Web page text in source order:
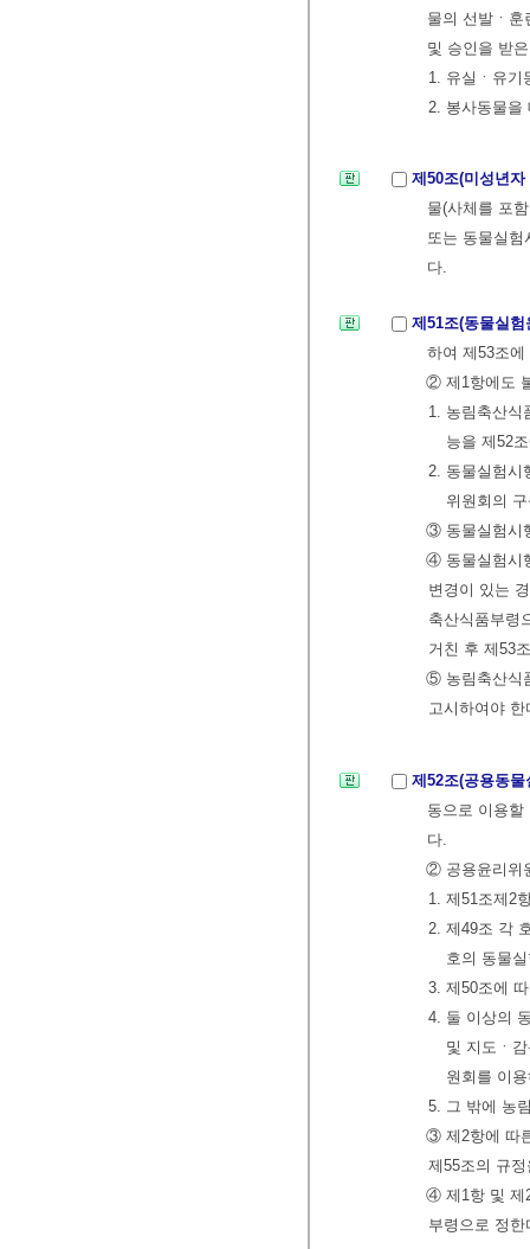
물의 선발ㆍ훈
및 승인을 받
1. 유실ㆍ유기
2. 봉사동물을
제50조(미성년
물(사체를 포
또는 동물실
다.
제51조(동물실
하여 제53조에
② 제1항에도
1. 농림축산식
능을 제52
2. 동물실험시
위원회의
③ 동물실험시
④ 동물실험시
변경이 있는
축산식품부령
거친 후 제53
⑤ 농림축산식
고시하여야 한
제52조(공용동
동으로 이용할
다.
② 공용윤리위
1. 제51조제2
2. 제49조 각
호의 동물
3. 제50조에
4. 둘 이상의
및 지도ㆍ
원회를 이
5. 그 밖에 농
③ 제2항에 따
제55조의 규
④ 제1항 및 제
부령으로 정한